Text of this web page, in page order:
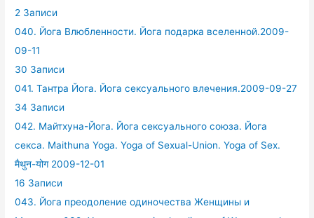
2 Записи
040. Йога Влюбленности. Йога подарка вселенной.2009-
09-11
30 Записи
041. Тантра Йога. Йога сексуального влечения.2009-09-27
34 Записи
042. Майтхуна-Йога. Йога сексуального союза. Йога
секса. Maithuna Yoga. Yoga of Sexual-Union. Yoga of Sex.
मैथुन-योग 2009-12-01
16 Записи
043. Йога преодоление одиночества Женщины и